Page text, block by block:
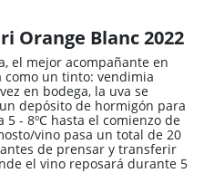
Orange Blanc 2022
el mejor acompañante en
como un tinto: vendimia
en bodega, la uva se
depósito de hormigón para
- 8ºC hasta el comienzo de
vino pasa un total de 20
de prensar y transferir
el vino reposará durante 5